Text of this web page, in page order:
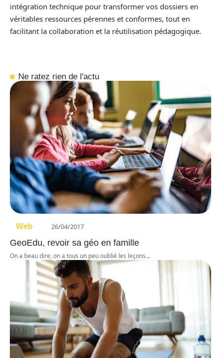
intégration technique pour transformer vos dossiers en
véritables ressources pérennes et conformes, tout en
facilitant la collaboration et la réutilisation pédagogique.
Ne ratez rien de l'actu
Web 26/04/2017
GeoEdu, revoir sa géo en famille
On a beau dire, on a tous un peu oublié les leçons…